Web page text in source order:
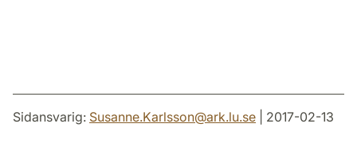
Sidansvarig: Susanne.Karlsson@ark.lu.se | 2017-02-13